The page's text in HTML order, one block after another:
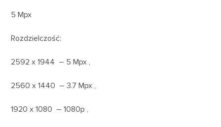
5 Mpx
Rozdzielczość:
2592 x 1944 – 5 Mpx ,
2560 x 1440 – 3.7 Mpx ,
1920 x 1080 – 1080p ,